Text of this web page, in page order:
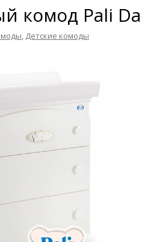
комод Pali
, Детские комоды